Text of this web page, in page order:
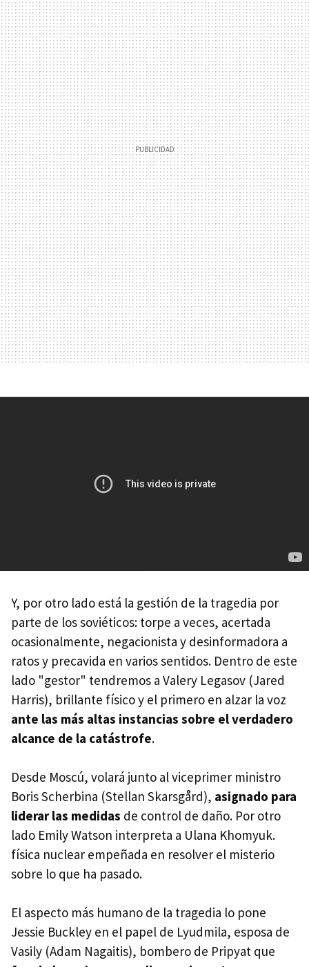
Y, por otro lado está la gestión de la tragedia por
parte de los soviéticos: torpe a veces, acertada
ocasionalmente, negacionista y desinformadora a
ratos y precavida en varios sentidos. Dentro de este
lado "gestor" tendremos a Valery Legasov (Jared
Harris), brillante físico y el primero en alzar la voz
ante las más altas instancias sobre el verdadero
alcance de la catástrofe.
Desde Moscú, volará junto al viceprimer ministro
Boris Scherbina (Stellan Skarsgård), asignado para
liderar las medidas de control de daño. Por otro
lado Emily Watson interpreta a Ulana Khomyuk.
física nuclear empeñada en resolver el misterio
sobre lo que ha pasado.
El aspecto más humano de la tragedia lo pone
Jessie Buckley en el papel de Lyudmila, esposa de
Vasily (Adam Nagaitis), bombero de Pripyat que